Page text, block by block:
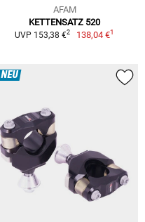
AFAM
KETTENSATZ 520
UVP 153,38 €2 138,04 €1
NEU